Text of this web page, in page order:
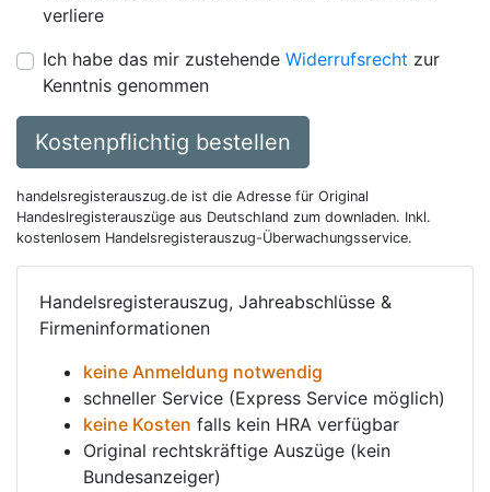
verliere
Ich habe das mir zustehende Widerrufsrecht zur
Kenntnis genommen
Kostenpflichtig bestellen
handelsregisterauszug.de ist die Adresse für Original
Handeslregisterauszüge aus Deutschland zum downladen. Inkl.
kostenlosem Handelsregisterauszug-Überwachungsservice.
Handelsregisterauszug, Jahreabschlüsse &
Firmeninformationen
keine Anmeldung notwendig
schneller Service (Express Service möglich)
keine Kosten falls kein HRA verfügbar
Original rechtskräftige Auszüge (kein
Bundesanzeiger)